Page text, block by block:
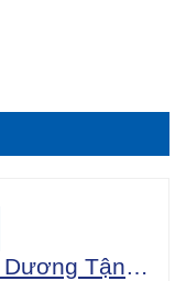
Dịch Vụ Diệt Mối Tại Bình Dương Tận Gốc 100% An Toàn Sinh Học | Công Ty Uy Tín Năm 2025